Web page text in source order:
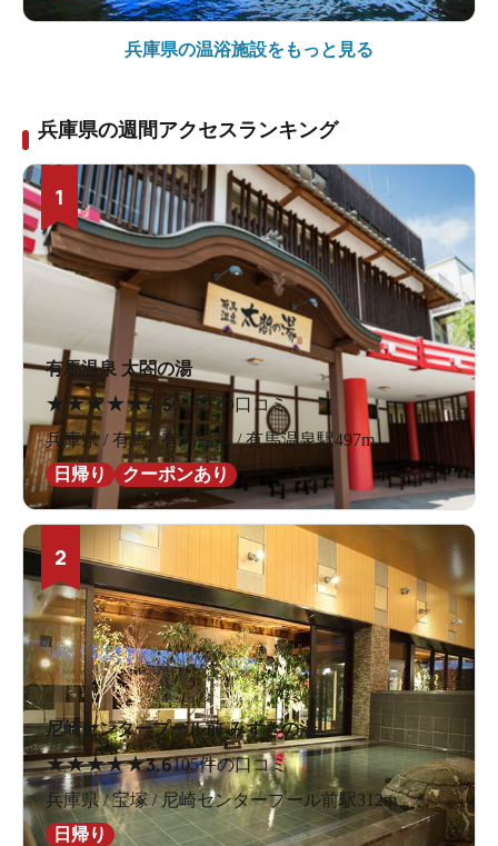
兵庫県の温浴施設をもっと見る
兵庫県の週間アクセスランキング
1
有馬温泉 太閤の湯
★ ★★★★4.5923件の口コミ
兵庫県 / 有馬 / 有馬温泉 / 有馬温泉駅497m
日帰り
クーポンあり
2
尼崎センタープール前 みずきの湯
★★★★★3.6105件の口コミ
兵庫県 / 宝塚 / 尼崎センタープール前駅312m
日帰り